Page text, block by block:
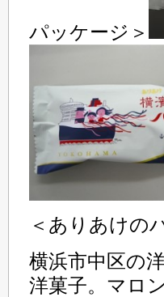
パッケージ＞
＜ありあけの
横浜市中区の
洋菓子。マロ